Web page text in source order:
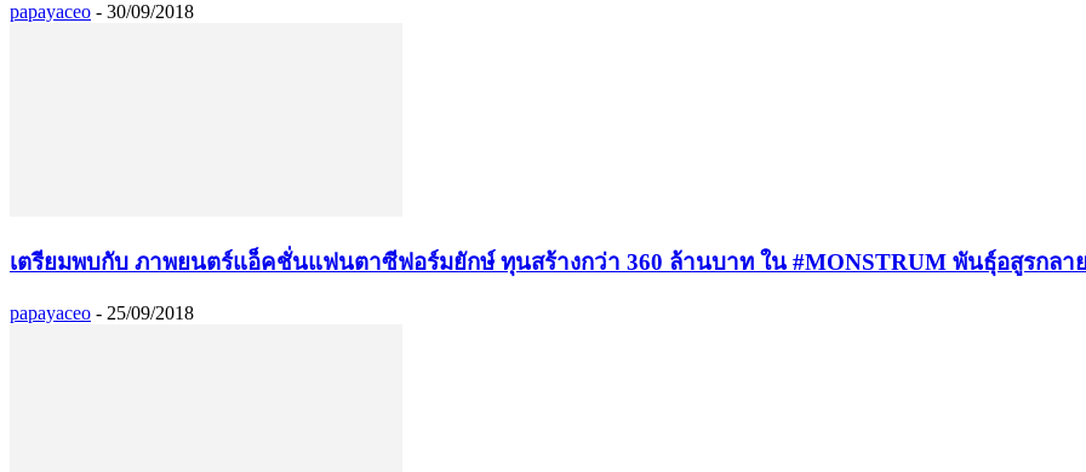
papayaceo - 30/09/2018
เตรียมพบกับ ภาพยนตร์แอ็คชั่นแฟนตาซีฟอร์มยักษ์ ทุนสร้างกว่า 360 ล้านบาท ใน #MONSTRUM พันธุ์อสูรกลา
papayaceo - 25/09/2018